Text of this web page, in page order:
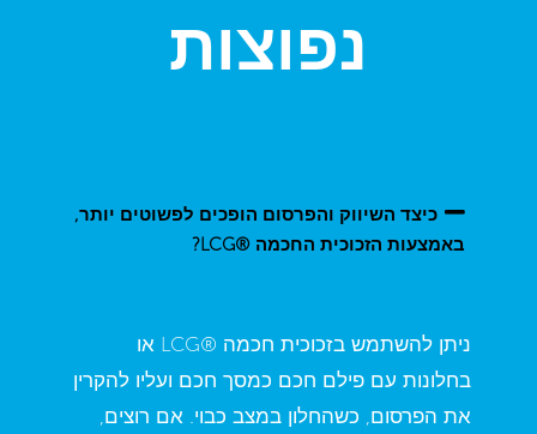
נפוצות
כיצד השיווק והפרסום הופכים לפשוטים יותר,
באמצעות הזכוכית החכמה ®LCG?
ניתן להשתמש בזכוכית חכמה ®LCG או
בחלונות עם פילם חכם כמסך חכם ועליו להקרין
את הפרסום, כשהחלון במצב כבוי. אם רוצים,